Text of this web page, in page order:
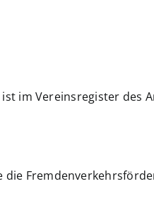
im Vereinsregister des
die